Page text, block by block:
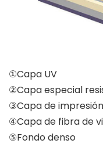
①Capa UV
②Capa especial
③Capa de impresión
④Capa de fibra de
⑤Fondo denso